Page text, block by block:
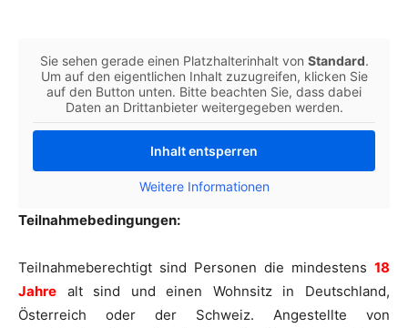
Sie sehen gerade einen Platzhalterinhalt von Standard.
Um auf den eigentlichen Inhalt zuzugreifen, klicken Sie
auf den Button unten. Bitte beachten Sie, dass dabei
Daten an Drittanbieter weitergegeben werden.
Inhalt entsperren
Weitere Informationen
Teilnahmebedingungen:
Teilnahmeberechtigt sind Personen die mindestens 18
Jahre alt sind und einen Wohnsitz in Deutschland,
Österreich oder der Schweiz. Angestellte von